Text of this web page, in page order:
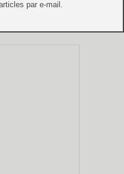
par e-mail.